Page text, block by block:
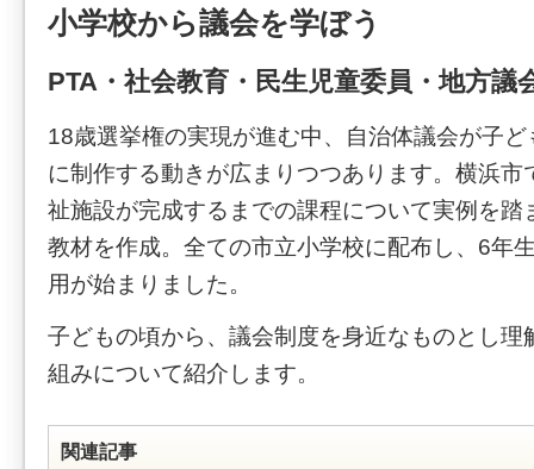
小学校から議会を学ぼう
PTA・社会教育・民生児童委員・地方議
18歳選挙権の実現が進む中、自治体議会が子
に制作する動きが広まりつつあります。横浜市
祉施設が完成するまでの課程について実例を踏
教材を作成。全ての市立小学校に配布し、6年
用が始まりました。
子どもの頃から、議会制度を身近なものとし理
組みについて紹介します。
関連記事